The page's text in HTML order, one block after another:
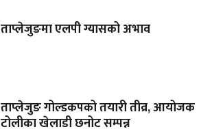
ताप्लेजुङमा एलपी ग्यासको अभाव
ताप्लेजुङ गोल्डकपको तयारी तीव्र, आयोजक
टोलीका खेलाडी छनोट सम्पन्न